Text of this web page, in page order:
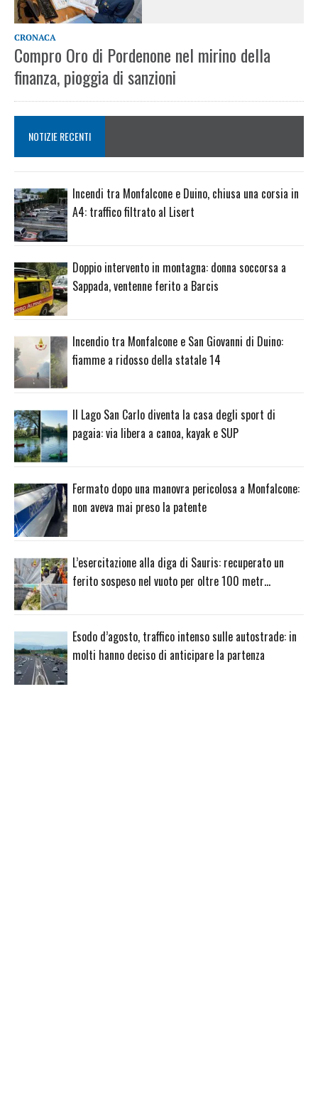
CRONACA
Compro Oro di Pordenone nel mirino della
finanza, pioggia di sanzioni
NOTIZIE RECENTI
Incendi tra Monfalcone e Duino, chiusa una corsia in
A4: traffico filtrato al Lisert
Doppio intervento in montagna: donna soccorsa a
Sappada, ventenne ferito a Barcis
Incendio tra Monfalcone e San Giovanni di Duino:
fiamme a ridosso della statale 14
Il Lago San Carlo diventa la casa degli sport di
pagaia: via libera a canoa, kayak e SUP
Fermato dopo una manovra pericolosa a Monfalcone:
non aveva mai preso la patente
L’esercitazione alla diga di Sauris: recuperato un
ferito sospeso nel vuoto per oltre 100 metr…
Esodo d’agosto, traffico intenso sulle autostrade: in
molti hanno deciso di anticipare la partenza